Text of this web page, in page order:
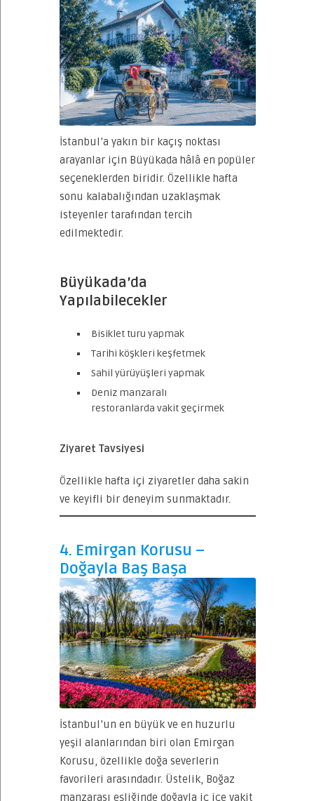
İstanbul’a yakın bir kaçış noktası
arayanlar için Büyükada hâlâ en popüler
seçeneklerden biridir. Özellikle hafta
sonu kalabalığından uzaklaşmak
isteyenler tarafından tercih
edilmektedir.
Büyükada’da
Yapılabilecekler
Bisiklet turu yapmak
Tarihi köşkleri keşfetmek
Sahil yürüyüşleri yapmak
Deniz manzaralı
restoranlarda vakit geçirmek
Ziyaret Tavsiyesi
Özellikle hafta içi ziyaretler daha sakin
ve keyifli bir deneyim sunmaktadır.
4. Emirgan Korusu –
Doğayla Baş Başa
İstanbul’un en büyük ve en huzurlu
yeşil alanlarından biri olan Emirgan
Korusu, özellikle doğa severlerin
favorileri arasındadır. Üstelik, Boğaz
manzarası eşliğinde doğayla iç içe vakit